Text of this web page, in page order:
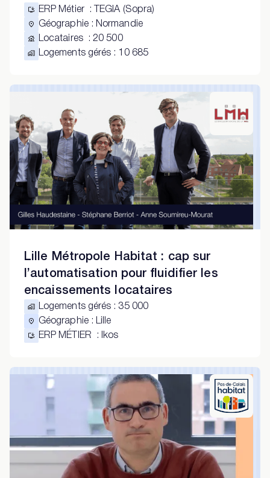
ERP Métier :
TEGIA (Sopra)
Géographie: Normandie
Locataires
:20 500
Logements gérés : 10 685
Lille Métropole Habitat : cap sur
l’automatisation pour fluidifier les
encaissements locataires
Logements gérés : 35 000
Géographie: Lille
ERP MÉTIER
: Ikos